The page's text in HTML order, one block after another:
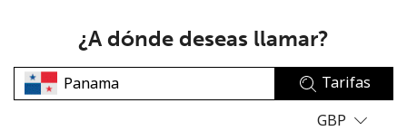
¿A dónde deseas llamar?
Tarifas
GBP